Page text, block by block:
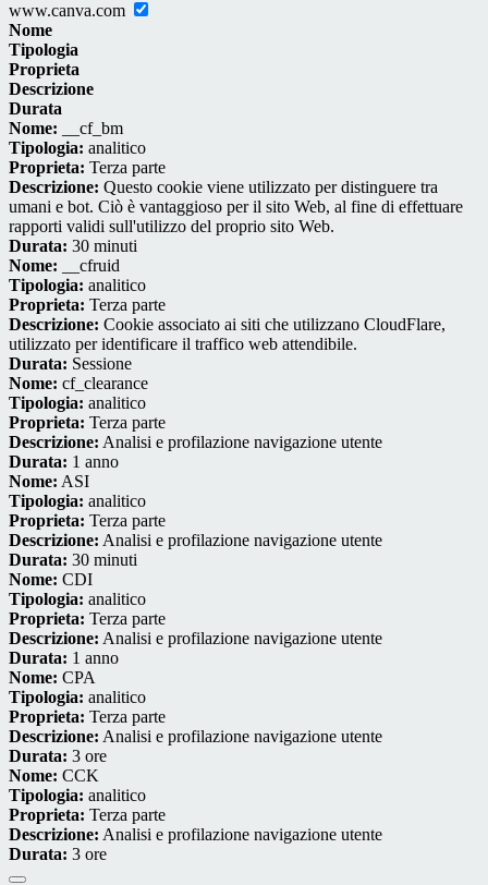
www.canva.com
Nome
Tipologia
Proprieta
Descrizione
Durata
Nome: __cf_bm
Tipologia: analitico
Proprieta: Terza parte
Descrizione: Questo cookie viene utilizzato per distinguere tra
umani e bot. Ciò è vantaggioso per il sito Web, al fine di effettuare
rapporti validi sull'utilizzo del proprio sito Web.
Durata: 30 minuti
Nome: __cfruid
Tipologia: analitico
Proprieta: Terza parte
Descrizione: Cookie associato ai siti che utilizzano CloudFlare,
utilizzato per identificare il traffico web attendibile.
Durata: Sessione
Nome: cf_clearance
Tipologia: analitico
Proprieta: Terza parte
Descrizione: Analisi e profilazione navigazione utente
Durata: 1 anno
Nome: ASI
Tipologia: analitico
Proprieta: Terza parte
Descrizione: Analisi e profilazione navigazione utente
Durata: 30 minuti
Nome: CDI
Tipologia: analitico
Proprieta: Terza parte
Descrizione: Analisi e profilazione navigazione utente
Durata: 1 anno
Nome: CPA
Tipologia: analitico
Proprieta: Terza parte
Descrizione: Analisi e profilazione navigazione utente
Durata: 3 ore
Nome: CCK
Tipologia: analitico
Proprieta: Terza parte
Descrizione: Analisi e profilazione navigazione utente
Durata: 3 ore